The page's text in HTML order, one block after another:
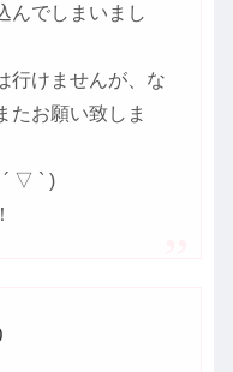
んでしまいまし
行けませんが、な
たお願い致しま
´ ▽ ` )